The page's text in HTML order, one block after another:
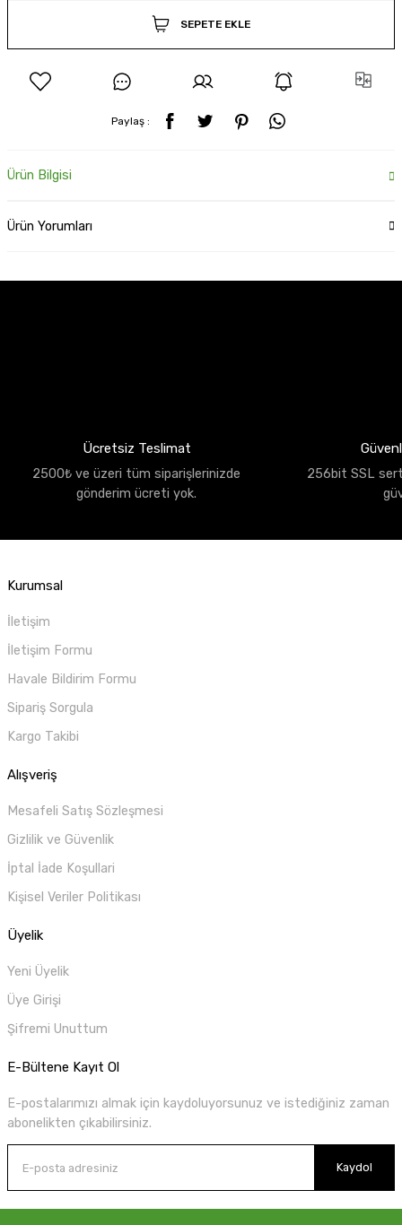
SEPETE EKLE
Paylaş :
Ürün Bilgisi
Ürün Yorumları
Ücretsiz Teslimat
2500₺ ve üzeri tüm siparişlerinizde
gönderim ücreti yok.
256bit SSL
Kurumsal
İletişim
İletişim Formu
Havale Bildirim Formu
Sipariş Sorgula
Kargo Takibi
Alışveriş
Mesafeli Satış Sözleşmesi
Gizlilik ve Güvenlik
İptal İade Koşullari
Kişisel Veriler Politikası
Üyelik
Yeni Üyelik
Üye Girişi
Şifremi Unuttum
E-Bültene Kayıt Ol
E-postalarımızı almak için kaydoluyorsunuz ve istediğiniz zaman
abonelikten çıkabilirsiniz.
Kaydol